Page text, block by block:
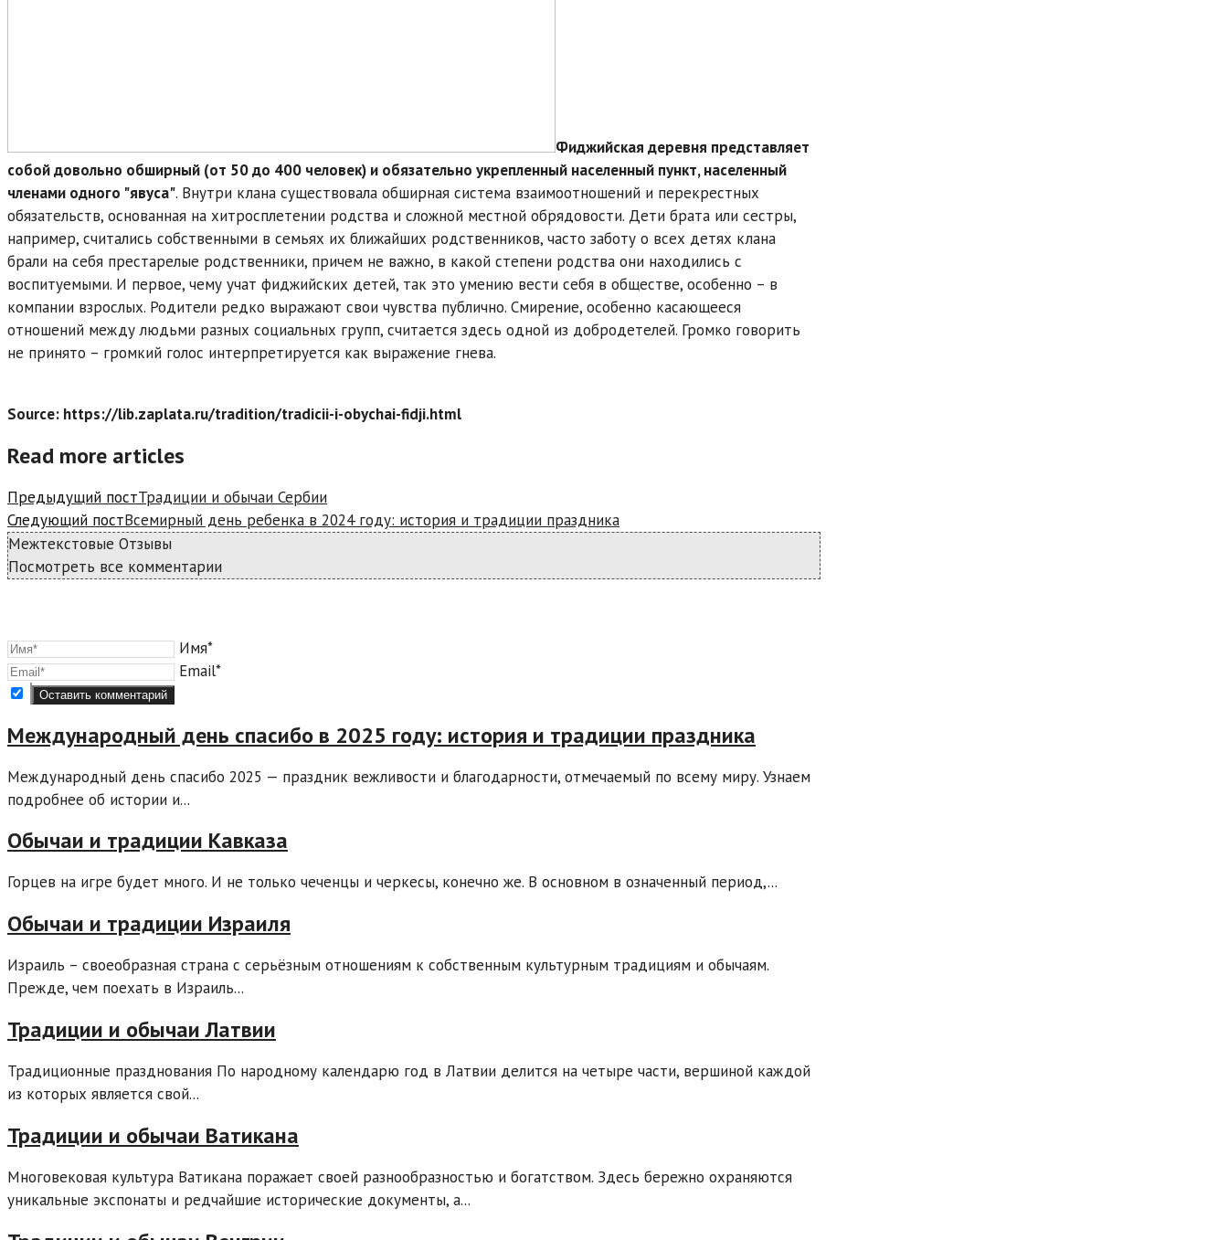
Фиджийская деревня представляет
собой довольно обширный (от 50 до 400 человек) и обязательно укрепленный населенный пункт, населенный
членами одного "явуса". Внутри клана существовала обширная система взаимоотношений и перекрестных
обязательств, основанная на хитросплетении родства и сложной местной обрядовости. Дети брата или сестры,
например, считались собственными в семьях их ближайших родственников, часто заботу о всех детях клана
брали на себя престарелые родственники, причем не важно, в какой степени родства они находились с
воспитуемыми. И первое, чему учат фиджийских детей, так это умению вести себя в обществе, особенно – в
компании взрослых. Родители редко выражают свои чувства публично. Смирение, особенно касающееся
отношений между людьми разных социальных групп, считается здесь одной из добродетелей. Громко говорить
не принято – громкий голос интерпретируется как выражение гнева.
Source: https://lib.zaplata.ru/tradition/tradicii-i-obychai-fidji.html
Read more articles
Предыдущий постТрадиции и обычаи Сербии
Следующий постВсемирный день ребенка в 2024 году: история и традиции праздника
Межтекстовые Отзывы
Посмотреть все комментарии
Имя*
Email*
Международный день спасибо в 2025 году: история и традиции праздника
Международный день спасибо 2025 — праздник вежливости и благодарности, отмечаемый по всему миру. Узнаем
подробнее об истории и...
Обычаи и традиции Кавказа
Горцев на игре будет много. И не только чеченцы и черкесы, конечно же. В основном в означенный период,...
Обычаи и традиции Израиля
Израиль – своеобразная страна с серьёзным отношениям к собственным культурным традициям и обычаям.
Прежде, чем поехать в Израиль...
Традиции и обычаи Латвии
Традиционные празднования По народному календарю год в Латвии делится на четыре части, вершиной каждой
из которых является свой...
Традиции и обычаи Ватикана
Многовековая культура Ватикана поражает своей разнообразностью и богатством. Здесь бережно охраняются
уникальные экспонаты и редчайшие исторические документы, а...